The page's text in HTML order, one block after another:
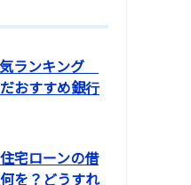
ランキング
おすすめ銀行
宅ローンの借
を？どうすれ